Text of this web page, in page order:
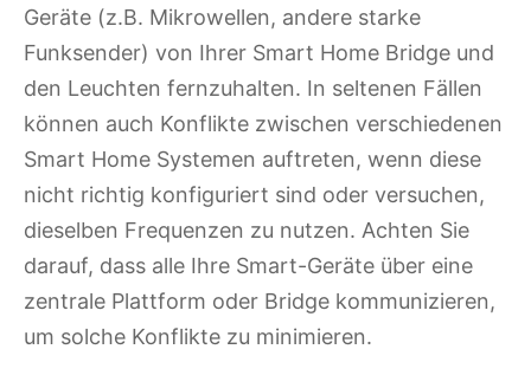
Geräte (z.B. Mikrowellen, andere starke
Funksender) von Ihrer Smart Home Bridge und
den Leuchten fernzuhalten. In seltenen Fällen
können auch Konflikte zwischen verschiedenen
Smart Home Systemen auftreten, wenn diese
nicht richtig konfiguriert sind oder versuchen,
dieselben Frequenzen zu nutzen. Achten Sie
darauf, dass alle Ihre Smart-Geräte über eine
zentrale Plattform oder Bridge kommunizieren,
um solche Konflikte zu minimieren.